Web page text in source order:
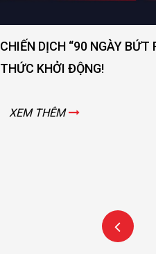
CHIẾN DỊCH “90 NGÀY
THỨC KHỞI ĐỘNG!
XEM THÊM